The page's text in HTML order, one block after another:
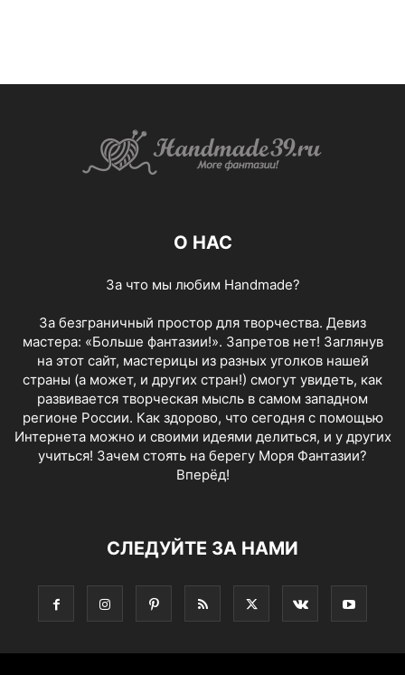
О НАС
За что мы любим Handmade?
За безграничный простор для творчества. Девиз
мастера: «Больше фантазии!». Запретов нет! Заглянув
на этот сайт, мастерицы из разных уголков нашей
страны (а может, и других стран!) смогут увидеть, как
развивается творческая мысль в самом западном
регионе России. Как здорово, что сегодня с помощью
Интернета можно и своими идеями делиться, и у других
учиться! Зачем стоять на берегу Моря Фантазии?
Вперёд!
СЛЕДУЙТЕ ЗА НАМИ